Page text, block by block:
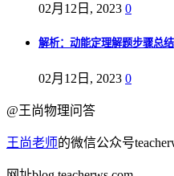
02月12日, 2023 0
解析：动能定理解题步骤总结
02月12日, 2023 0
@王尚物理问答
王尚老师的微信公众号